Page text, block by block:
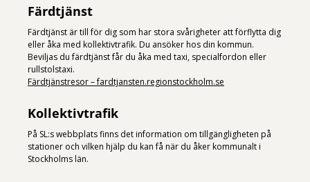
Färdtjänst
Färdtjänst är till för dig som har stora svårigheter att förflytta dig
eller åka med kollektivtrafik. Du ansöker hos din kommun.
Beviljas du färdtjänst får du åka med taxi, specialfordon eller
rullstolstaxi.
Färdtjänstresor – fardtjansten.regionstockholm.se
Kollektivtrafik
På SL:s webbplats finns det information om tillgängligheten på
stationer och vilken hjälp du kan få när du åker kommunalt i
Stockholms län.